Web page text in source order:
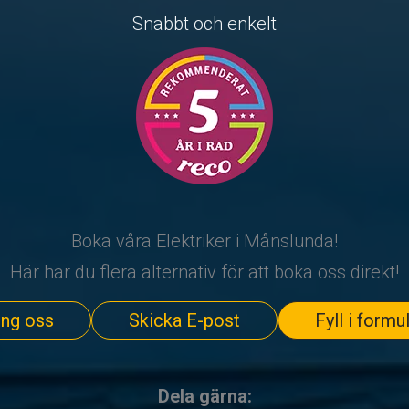
Snabbt och enkelt
Boka våra Elektriker i Månslunda!
Här har du flera alternativ för att boka oss direkt!
oss Skicka E-post Fyll i
Dela gärna: